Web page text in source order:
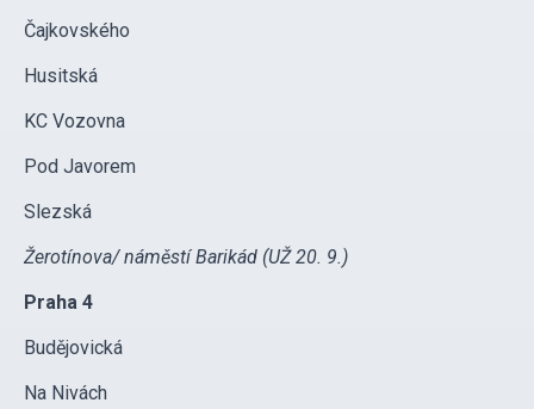
Čajkovského
Husitská
KC Vozovna
Pod Javorem
Slezská
Žerotínova/ náměstí Barikád (UŽ 20. 9.)
Praha 4
Budějovická
Na Nivách